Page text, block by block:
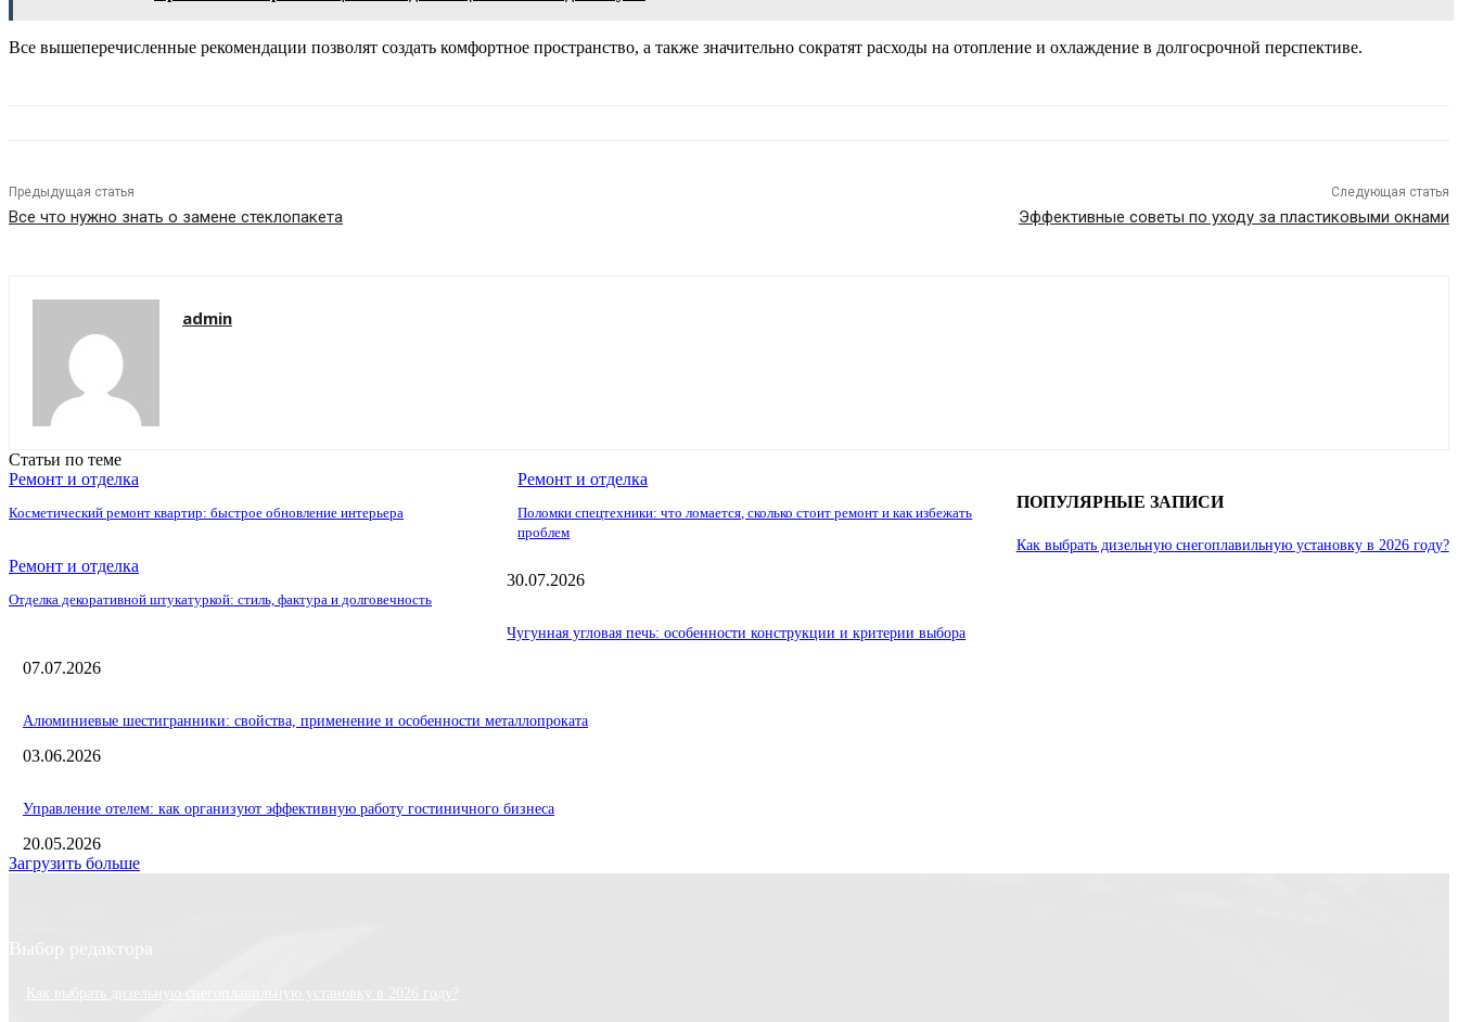
Все вышеперечисленные рекомендации позволят создать комфортное пространство, а также значительно сократят расходы на отопление и охлаждение в долгосрочной перспективе.
Предыдущая статья
Все что нужно знать о замене стеклопакета
Следующая статья
Эффективные советы по уходу за пластиковыми окнами
admin
Статьи по теме
Ремонт и отделка
Косметический ремонт квартир: быстрое обновление интерьера
Ремонт и отделка
Поломки спецтехники: что ломается, сколько стоит ремонт и как избежать
проблем
Ремонт и отделка
Отделка декоративной штукатуркой: стиль, фактура и долговечность
ПОПУЛЯРНЫЕ ЗАПИСИ
Как выбрать дизельную снегоплавильную установку в 2026 году?
30.07.2026
Чугунная угловая печь: особенности конструкции и критерии выбора
07.07.2026
Алюминиевые шестигранники: свойства, применение и особенности металлопроката
03.06.2026
Управление отелем: как организуют эффективную работу гостиничного бизнеса
20.05.2026
Загрузить больше
Выбор редактора
Как выбрать дизельную снегоплавильную установку в 2026 году?